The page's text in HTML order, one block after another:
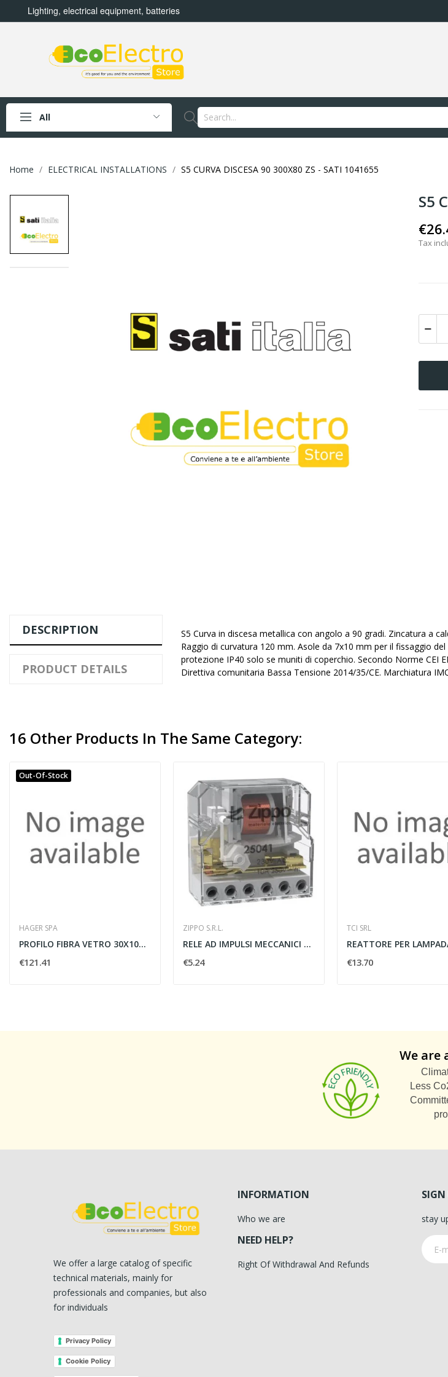
Lighting, electrical equipment, batteries
All
Home ELECTRICAL INSTALLATIONS S5 CURVA DISCESA 90 300X80 ZS - SATI 1041655
S5
Tax
DESCRIPTION
PRODUCT DETAILS
S5 Curva in discesa metallica con angolo a 90 gradi. Zincatura a
Raggio di curvatura 120 mm. Asole da 7x10 mm per il fissaggio
protezione IP40 solo se muniti di coperchio. Secondo Norme CEI
Direttiva comunitaria Bassa Tensione 2014/35/CE. Marchiatura
16 Other Products In The Same Category:
Out-Of-Stock
HAGER SPA
PROFILO FIBRA VETRO 30X10X2000MM Q EVO
€121.41
ZIPPO S.R.L.
RELE AD IMPULSI MECCANICI 2 CONTATTI 250V -...
€5.24
TCI SRL
€13.70
We are
Less
We offer a large catalog of specific
technical materials, mainly for
professionals and companies, but also
for individuals
Privacy Policy
Cookie Policy
INFORMATION
Who we are
NEED HELP?
Right Of Withdrawal And Refunds
SIGN
stay